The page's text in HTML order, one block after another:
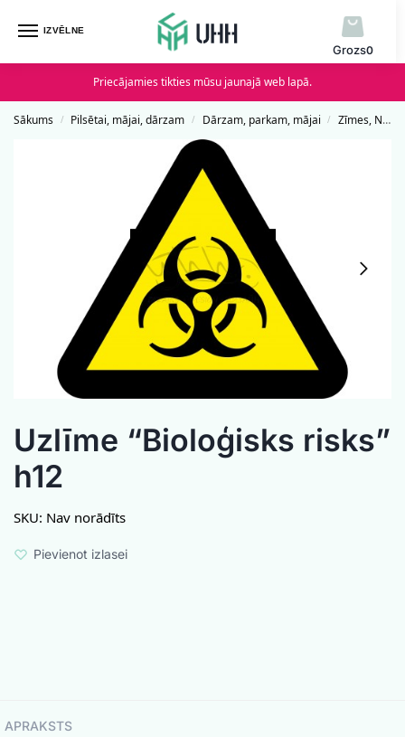
IZVĒLNE
0
Priecājamies tikties mūsu jaunajā web lapā.
Sākums / Pilsētai, mājai, dārzam / Dārzam, parkam, mājai / Zīmes, Norādes un Uzlīmes
Uzlīme “Bioloģisks risks”
h12
SKU: Nav norādīts
Pievienot izlasei
APRAKSTS